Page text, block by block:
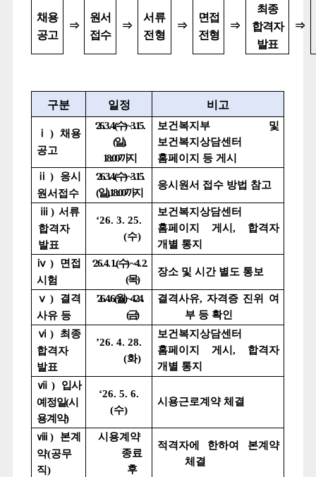
채용
공고
⇒
원서
접수
⇒
서류
전형
⇒
면접
전형
⇒
최종
합격자
발표
⇒
구분 일정 비고
ⅰ) 채용
공고
‘26. 3. 4.(수) ~ 3. 15.
(일),
18:00까지
보건복지부 및
보건복지상담센터
홈페이지 등 게시
ⅱ) 응시
원서접수
‘26. 3. 4.(수) ~3. 15.
(일), 18:00까지
응시원서 접수 방법 참고
ⅲ)서류
합격자
발표
‘26. 3. 25.
(수)
보건복지상담센터
홈페이지 게시 , 합격자
개별 통지
ⅳ) 면접
시험
‘26. 4. 1.(수) ~ 4. 2.
(목)
장소 및 시간 별도 통보
ⅴ) 결격
사유 등
’26. 4. 6.(월) ~ 4. 24.
(금)
결격사유,자격증 진위 여
부 등 확인
ⅵ) 최종
합격자
발표
’26. 4. 28.
(화)
보건복지상담센터
홈페이지 게시 , 합격자
개별 통지
ⅶ) 입사
예정일(시
용계약)
‘26. 5. 6.
(수)
시용근로계약 체결
ⅷ) 본계
약(공무
직)
시용계약
종료
후
적격자에 한하여 본계약
체결